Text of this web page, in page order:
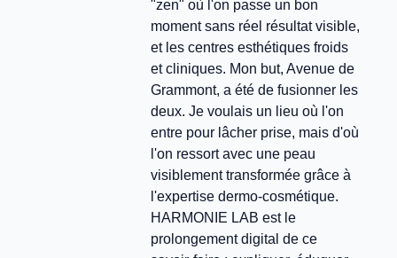
"zen" où l'on passe un bon
moment sans réel résultat visible,
et les centres esthétiques froids
et cliniques. Mon but, Avenue de
Grammont, a été de fusionner les
deux. Je voulais un lieu où l'on
entre pour lâcher prise, mais d'où
l'on ressort avec une peau
visiblement transformée grâce à
l'expertise dermo-cosmétique.
HARMONIE LAB est le
prolongement digital de ce